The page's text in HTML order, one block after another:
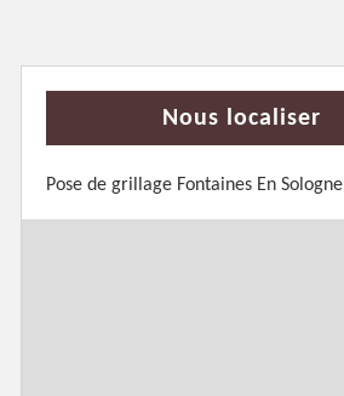
Nous localiser
Pose de grillage Fontaines En Sologne